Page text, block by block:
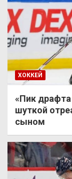
ХОККЕЙ
«Пик
шуткой
сыном